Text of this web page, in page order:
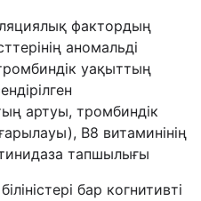
фактордың
аномальді
уақыттың
артуы, тромбиндік
В8 витаминінің
тапшылығы
бар когнитивті